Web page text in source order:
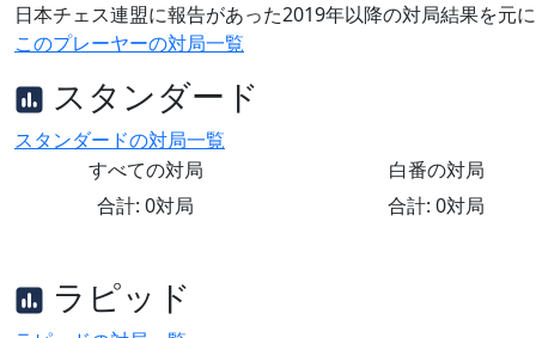
日本チェス連盟に報告があった2019年以降の対局結果を元
このプレーヤーの対局一覧
スタンダード
スタンダードの対局一覧
すべての対局
合計: 0対局
白番の対局
合計: 0対局
ラピッド